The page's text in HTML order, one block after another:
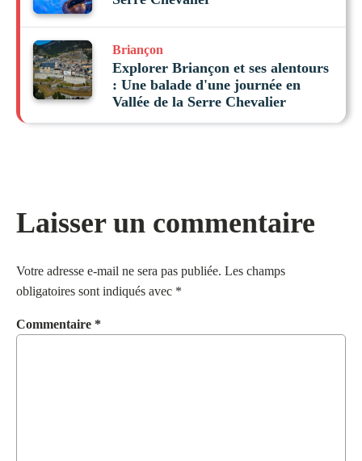
Briançon
Explorer Briançon et ses alentours
: Une balade d'une journée en
Vallée de la Serre Chevalier
Laisser un commentaire
Votre adresse e-mail ne sera pas publiée. Les champs
obligatoires sont indiqués avec *
Commentaire *